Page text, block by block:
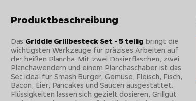
Produktbeschreibung
Das Griddle Grillbesteck Set - 5 teilig bringt die
wichtigsten Werkzeuge für präzises Arbeiten auf
der heißen Plancha. Mit zwei Dosierflaschen, zwei
Planchawendern und einem Planchaschaber ist das
Set ideal für Smash Burger, Gemüse, Fleisch, Fisch,
Bacon, Eier, Pancakes und Saucen ausgestattet.
Flüssigkeiten lassen sich gezielt dosieren, Grillgut